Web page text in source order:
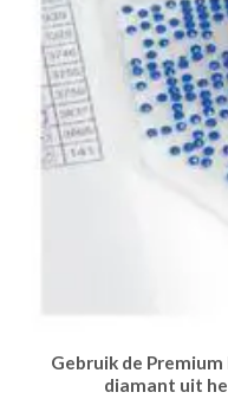
Gebruik de
diamant uit